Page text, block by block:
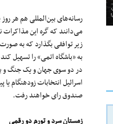
رسانه‌های بین‌المللی هم هر
می‌دانند که گره این
زیر توافقی بگذارد که به
به «باشگاه اتمی» را تسهیل
در دو سوی جهان و یک جنگ و
اسرائیل انتخابات زودهنگام
صندوق رای خواهند رفت.
زمستان سرد و تورم دو رقمی